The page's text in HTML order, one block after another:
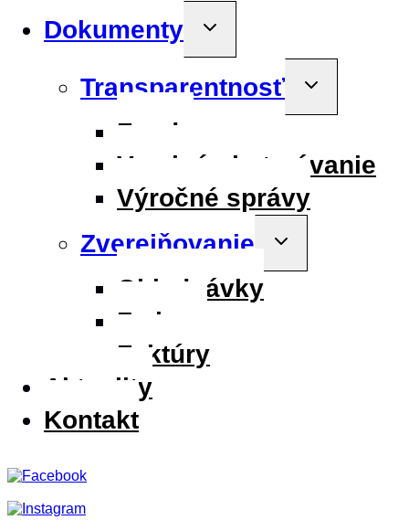
Dokumenty
Toggle
menu
Transparentnosť
Toggle
menu
Fondy
Verejné obstarávanie
Výročné správy
Zverejňovanie
Toggle
menu
Objednávky
Zmluvy
Faktúry
Aktuality
Kontakt